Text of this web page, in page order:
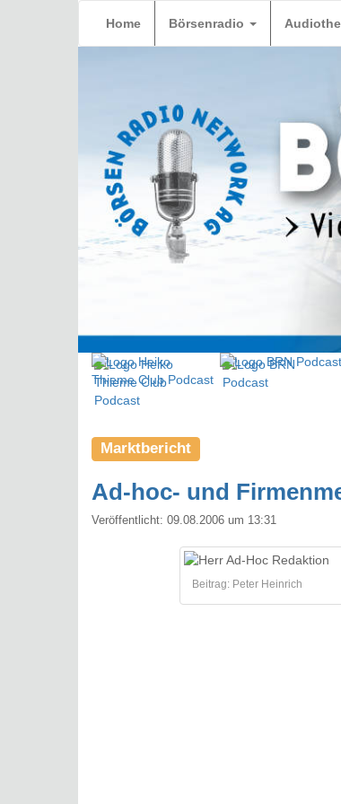
Home Börsenradio
Marktbericht
Ad-hoc- und
Veröffentlicht: 09.08.2006 um 13:31
Beitrag: Peter Heinrich